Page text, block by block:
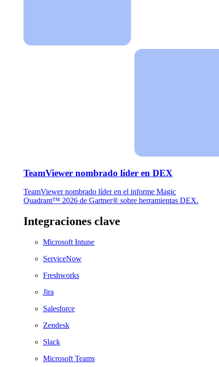
TeamViewer nombrado líder en DEX
TeamViewer nombrado líder en el informe Magic
Quadrant™ 2026 de Gartner® sobre herramientas DEX.
Integraciones clave
Microsoft Intune
ServiceNow
Freshworks
Jira
Salesforce
Zendesk
Slack
Microsoft Teams